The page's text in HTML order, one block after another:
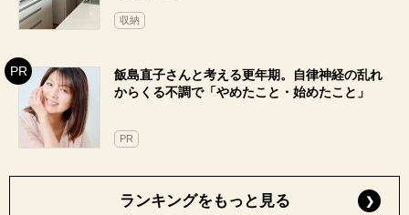
収納
飯島直子さんと考える更年期。自律神経の乱れ
からくる不調で「やめたこと・始めたこと」
PR
ランキングをもっと見る